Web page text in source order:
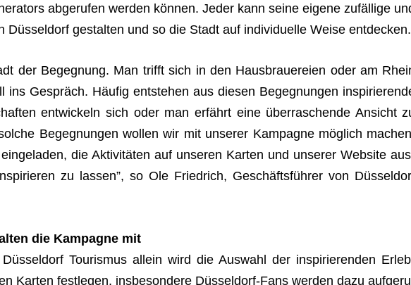
abge­ru­fen wer­den kön­nen. Jeder kann seine eigene zufäl­lige
Düs­sel­dorf gestal­ten und so die Stadt auf indi­vi­du­elle Weise entdecken.
der Begeg­nung. Man trifft sich in den Haus­braue­reien oder am
ins Gespräch. Häu­fig ent­ste­hen aus die­sen Begeg­nun­gen
ent­wi­ckeln sich oder man erfährt eine über­ra­schende Ansicht
Begeg­nun­gen wol­len wir mit unse­rer Kam­pa­gne mög­lich
die Akti­vi­tä­ten auf unse­ren Kar­ten und unse­rer Web­site
zu las­sen”, so Ole Fried­rich, Geschäfts­füh­rer von
die Kam­pa­gne mit
Tou­ris­mus allein wird die Aus­wahl der inspi­rie­ren­den
Kar­ten fest­le­gen, ins­be­son­dere Düs­sel­dorf-Fans wer­den dazu